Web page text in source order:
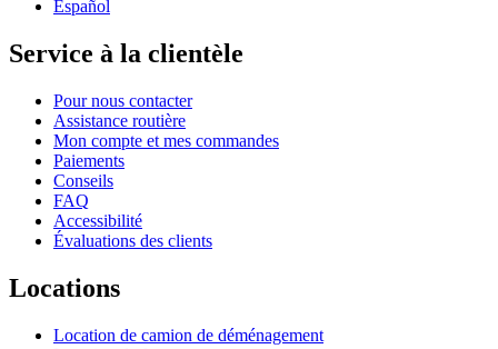
Español
Service à la clientèle
Pour nous contacter
Assistance routière
Mon compte et mes commandes
Paiements
Conseils
FAQ
Accessibilité
Évaluations des clients
Locations
Location de camion de déménagement